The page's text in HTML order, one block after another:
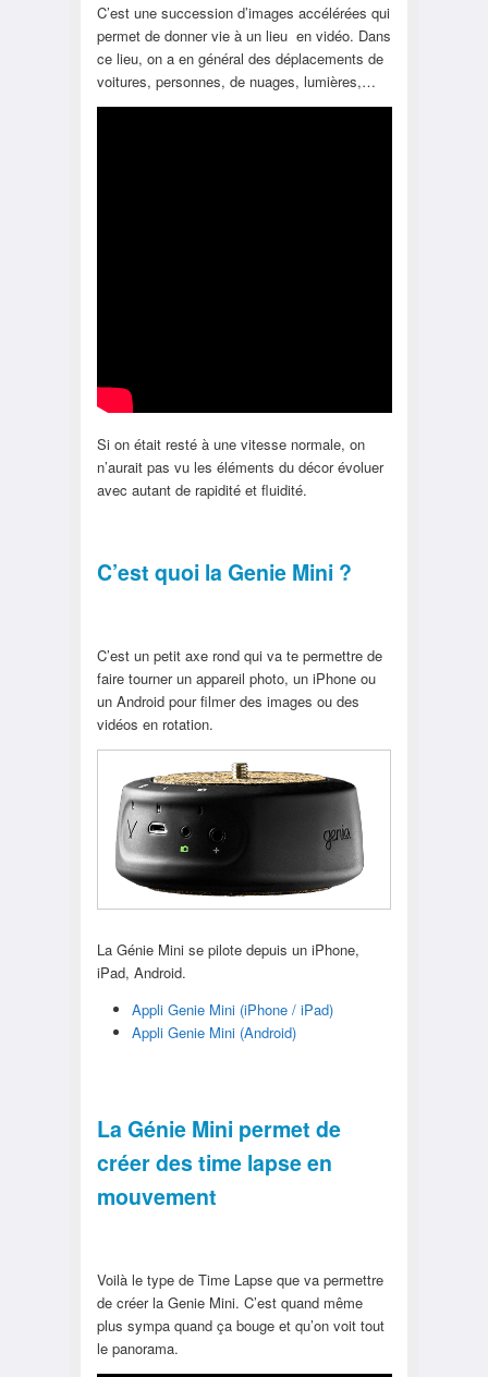
C’est une succession d’images accélérées qui
permet de donner vie à un lieu en vidéo. Dans
ce lieu, on a en général des déplacements de
voitures, personnes, de nuages, lumières,…
Si on était resté à une vitesse normale, on
n’aurait pas vu les éléments du décor évoluer
avec autant de rapidité et fluidité.
C’est quoi la Genie Mini ?
C’est un petit axe rond qui va te permettre de
faire tourner un appareil photo, un iPhone ou
un Android pour filmer des images ou des
vidéos en rotation.
La Génie Mini se pilote depuis un iPhone,
iPad, Android.
Appli Genie Mini (iPhone / iPad)
Appli Genie Mini (Android)
La Génie Mini permet de
créer des time lapse en
mouvement
Voilà le type de Time Lapse que va permettre
de créer la Genie Mini. C’est quand même
plus sympa quand ça bouge et qu’on voit tout
le panorama.